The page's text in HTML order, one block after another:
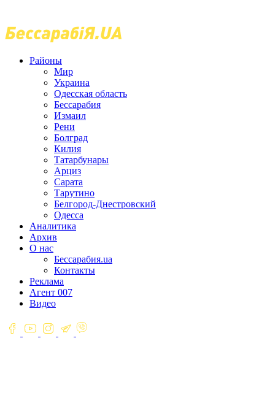
Районы
Мир
Украина
Одесская область
Бессарабия
Измаил
Рени
Болград
Килия
Татарбунары
Арциз
Сарата
Тарутино
Белгород-Днестровский
Одесса
Аналитика
Архив
О нас
Бессарабия.ua
Контакты
Реклама
Агент 007
Видео